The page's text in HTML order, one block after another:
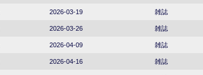
2026-03-19 雑誌
2026-03-26 雑誌
2026-04-09 雑誌
2026-04-16 雑誌